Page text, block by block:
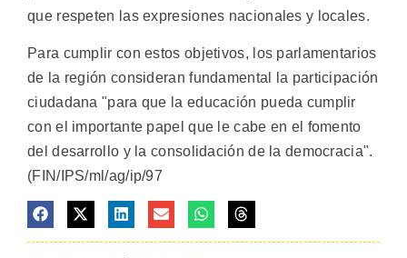
que respeten las expresiones nacionales y locales.
Para cumplir con estos objetivos, los parlamentarios
de la región consideran fundamental la participación
ciudadana "para que la educación pueda cumplir
con el importante papel que le cabe en el fomento
del desarrollo y la consolidación de la democracia".
(FIN/IPS/ml/ag/ip/97